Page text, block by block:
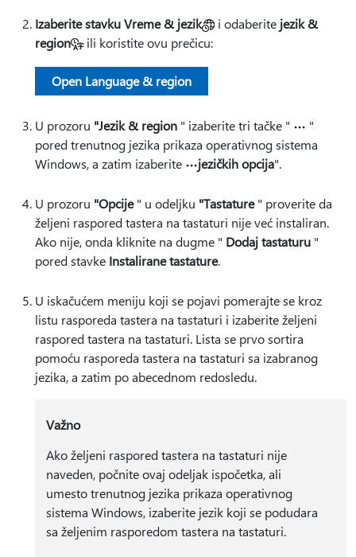
Izaberite stavku Vreme & jezik i odaberite jezik &
region
ili koristite ovu prečicu:
Open Language & region
U prozoru "Jezik & region " izaberite tri tačke "
"
pored trenutnog jezika prikaza operativnog sistema
Windows, a zatim izaberite
jezičkih opcija".
U prozoru "Opcije" u odeljku "Tastature" proverite da
željeni raspored tastera na tastaturi nije već instaliran.
Ako nije, onda kliknite na dugme " Dodaj tastaturu "
pored stavke Instalirane tastature.
U iskačućem meniju koji se pojavi pomerajte se kroz
listu rasporeda tastera na tastaturi i izaberite željeni
raspored tastera na tastaturi. Lista se prvo sortira
pomoću rasporeda tastera na tastaturi sa izabranog
jezika, a zatim po abecednom redosledu.
Važno
Ako željeni raspored tastera na tastaturi nije
naveden, počnite ovaj odeljak ispočetka, ali
umesto trenutnog jezika prikaza operativnog
sistema Windows, izaberite jezik koji se podudara
sa željenim rasporedom tastera na tastaturi.